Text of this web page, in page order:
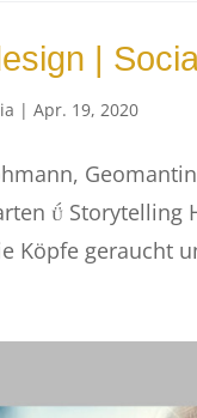
|
| Apr. 19, 2020
 Storytelling
Köpfe geraucht